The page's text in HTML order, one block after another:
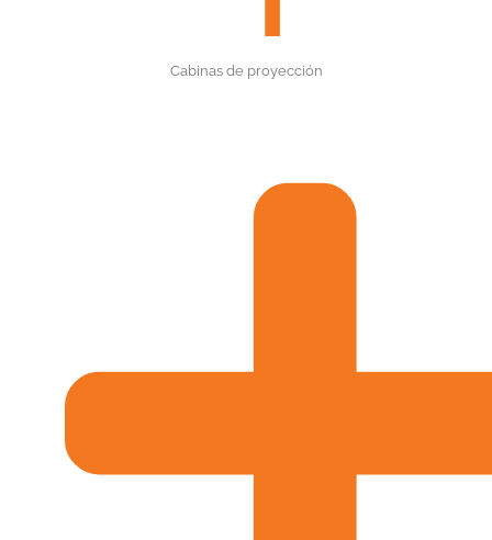
Cabinas de proyección